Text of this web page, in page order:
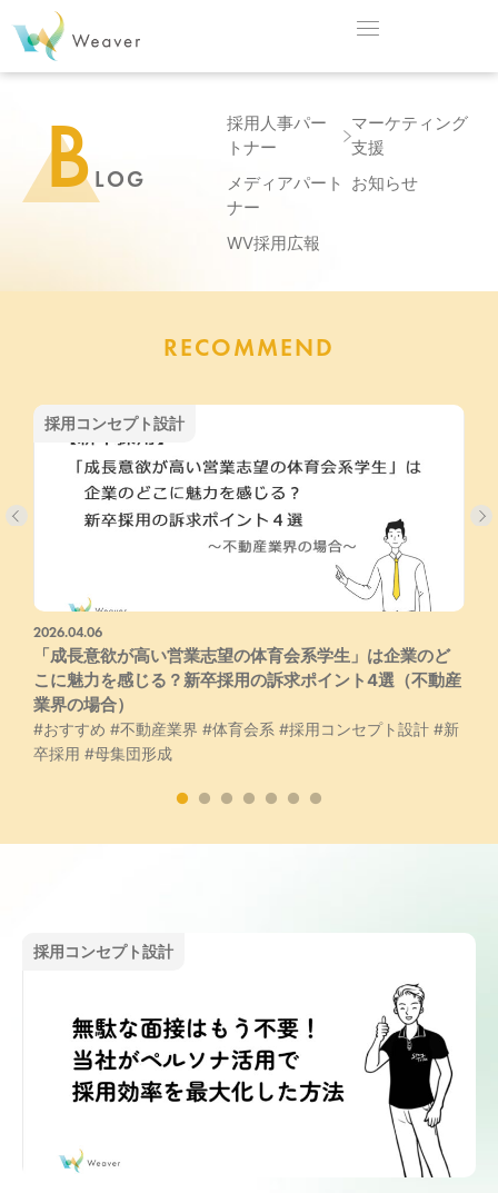
BLOG
採用人事パー
トナー
マーケティング
支援
メディアパート
ナー
お知らせ
WV採用広報
RECOMMEND
採用コンセプト設計
2026.04.06
「成長意欲が高い営業志望の体育会系学生」は企業のど
こに魅力を感じる？新卒採用の訴求ポイント4選（不動産
業界の場合）
#おすすめ #不動産業界 #体育会系 #採用コンセプト設計 #新
卒採用 #母集団形成
採用コンセプト設計